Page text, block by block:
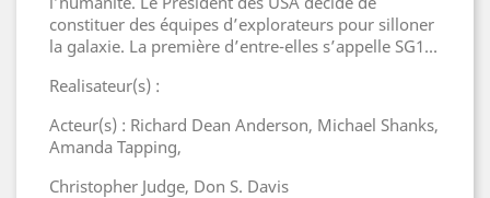
constituer des équipes d’explorateurs pour silloner
la galaxie. La première d’entre-elles s’appelle SG1…
Realisateur(s) :
Acteur(s) : Richard Dean Anderson, Michael Shanks,
Amanda Tapping,
Christopher Judge, Don S. Davis